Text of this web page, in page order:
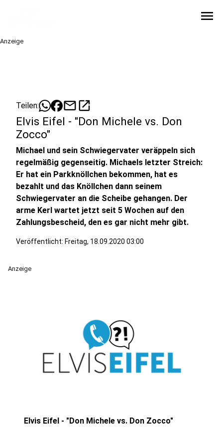
menu
Anzeige
Teilen: mailopen_in_new
Elvis Eifel - "Don Michele vs. Don
Zocco"
Michael und sein Schwiegervater veräppeln sich
regelmäßig gegenseitig. Michaels letzter Streich:
Er hat ein Parkknöllchen bekommen, hat es
bezahlt und das Knöllchen dann seinem
Schwiegervater an die Scheibe gehangen. Der
arme Kerl wartet jetzt seit 5 Wochen auf den
Zahlungsbescheid, den es gar nicht mehr gibt.
Veröffentlicht: Freitag, 18.09.2020 03:00
Anzeige
Elvis Eifel - "Don Michele vs. Don Zocco"